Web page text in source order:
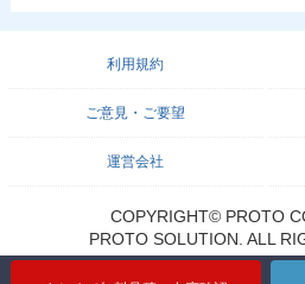
利用規約
ご意見・ご要望
運営会社
COPYRIGHT© PROTO
PROTO SOLUTION. ALL